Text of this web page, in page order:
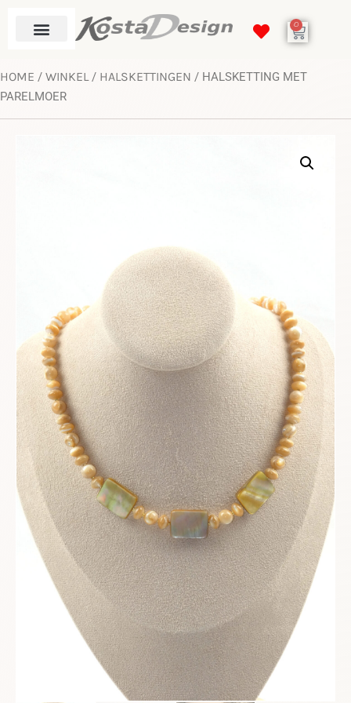
0
HOME / WINKEL/ HALSKETTINGEN / HALSKETTING MET
PARELMOER